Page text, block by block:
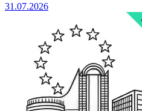
31.07.2026